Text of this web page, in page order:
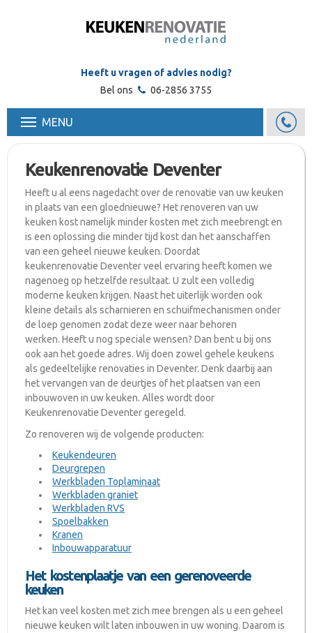
Heeft u vragen of advies nodig?
Bel ons
06-2856 3755
MENU
Keukenrenovatie Deventer
Heeft u al eens nagedacht over de renovatie van uw keuken
in plaats van een gloednieuwe? Het renoveren van uw
keuken kost namelijk minder kosten met zich meebrengt en
is een oplossing die minder tijd kost dan het aanschaffen
van een geheel nieuwe keuken. Doordat
keukenrenovatie Deventer veel ervaring heeft komen we
nagenoeg op hetzelfde resultaat. U zult een volledig
moderne keuken krijgen. Naast het uiterlijk worden ook
kleine details als scharnieren en schuifmechanismen onder
de loep genomen zodat deze weer naar behoren
werken. Heeft u nog speciale wensen? Dan bent u bij ons
ook aan het goede adres. Wij doen zowel gehele keukens
als gedeeltelijke renovaties in Deventer. Denk daarbij aan
het vervangen van de deurtjes of het plaatsen van een
inbouwoven in uw keuken. Alles wordt door
Keukenrenovatie Deventer geregeld.
Zo renoveren wij de volgende producten:
Keukendeuren
Deurgrepen
Werkbladen Toplaminaat
Werkbladen graniet
Werkbladen RVS
Spoelbakken
Kranen
Inbouwapparatuur
Het kostenplaatje van een gerenoveerde
keuken
Het kan veel kosten met zich mee brengen als u een geheel
nieuwe keuken wilt laten inbouwen in uw woning. Daarom is